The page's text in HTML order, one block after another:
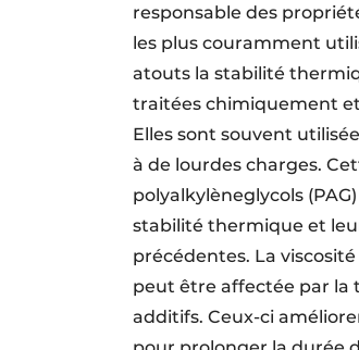
responsable des
les plus couramment
atouts la stabilité
traitées chimiquement
Elles sont souvent
à de lourdes charges.
polyalkylèneglycols
stabilité thermique et
précédentes. La
peut être affectée par la
additifs. Ceux-ci